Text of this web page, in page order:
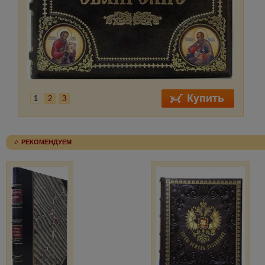
1 2 3
РЕКОМЕНДУЕМ